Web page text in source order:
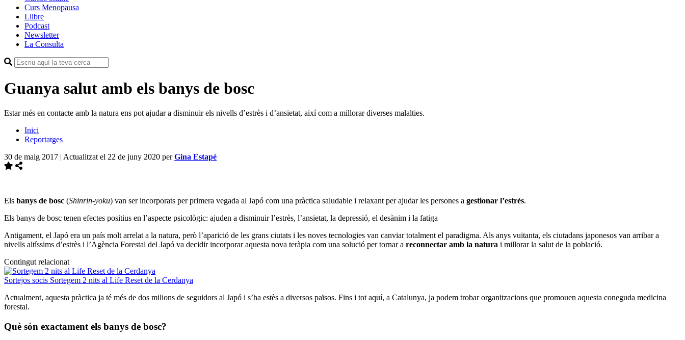
Curs Menopausa
Llibre
Podcast
Newsletter
La Consulta
Guanya salut amb els banys de bosc
Estar més en contacte amb la natura ens pot ajudar a disminuir els nivells d’estrès i d’ansietat, així com a millorar diverses malalties.
Inici
Reportatges
30 de maig 2017 | Actualitzat el 22 de juny 2020 perGina Estapé
Els banys de bosc (Shinrin‐yoku) van ser incorporats per primera vegada al Japó com una pràctica saludable i relaxant per ajudar les persones a gestionar l’estrès.
Els banys de bosc tenen efectes positius en l’aspecte psicològic: ajuden a disminuir l’estrès, l’ansietat, la depressió, el desànim i la fatiga
Antigament, el Japó era un país molt arrelat a la natura, però l’aparició de les grans ciutats i les noves tecnologies van canviar totalment el paradigma. Als anys vuitanta, els ciutadans japonesos van arribar a
nivells altíssims d’estrès i l’Agència Forestal del Japó va decidir incorporar aquesta nova teràpia com una solució per tornar a reconnectar amb la natura i millorar la salut de la població.
Contingut relacionat
Sortejos socis Sortegem 2 nits al Life Reset de la Cerdanya
Actualment, aquesta pràctica ja té més de dos milions de seguidors al Japó i s’ha estès a diversos països. Fins i tot aquí, a Catalunya, ja podem trobar organitzacions que promouen aquesta coneguda medicina
forestal.
Què són exactament els banys de bosc?